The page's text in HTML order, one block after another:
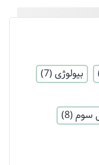
بیولوژی (7)
سوم (8)